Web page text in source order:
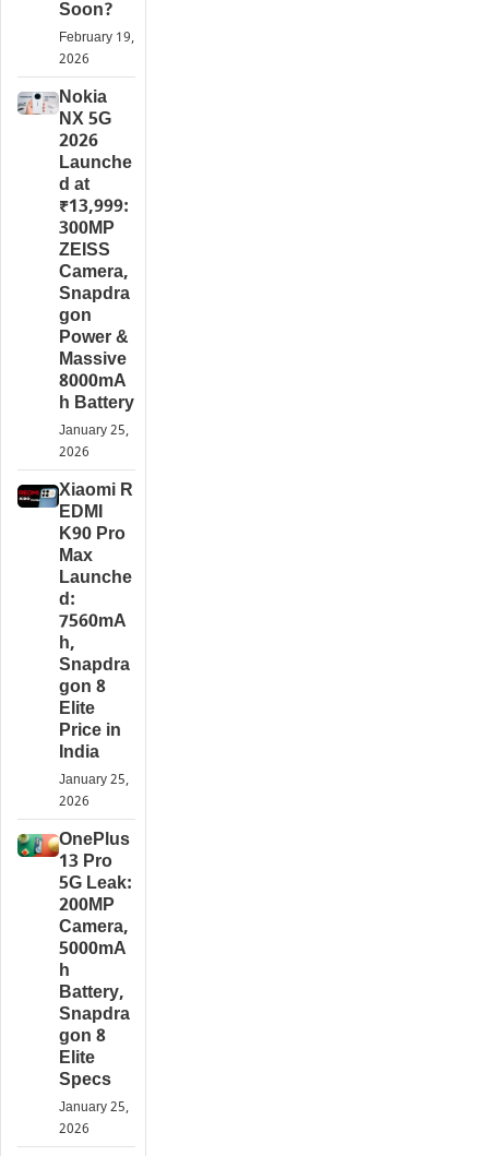
Soon?
February 19,
2026
Nokia
NX 5G
2026
Launche
d at
₹13,999:
300MP
ZEISS
Camera,
Snapdra
gon
Power &
Massive
8000mA
h Battery
January 25,
2026
Xiaomi R
EDMI
K90 Pro
Max
Launche
d:
7560mA
h,
Snapdra
gon 8
Elite
Price in
India
January 25,
2026
OnePlus
13 Pro
5G Leak:
200MP
Camera,
5000mA
h
Battery,
Snapdra
gon 8
Elite
Specs
January 25,
2026